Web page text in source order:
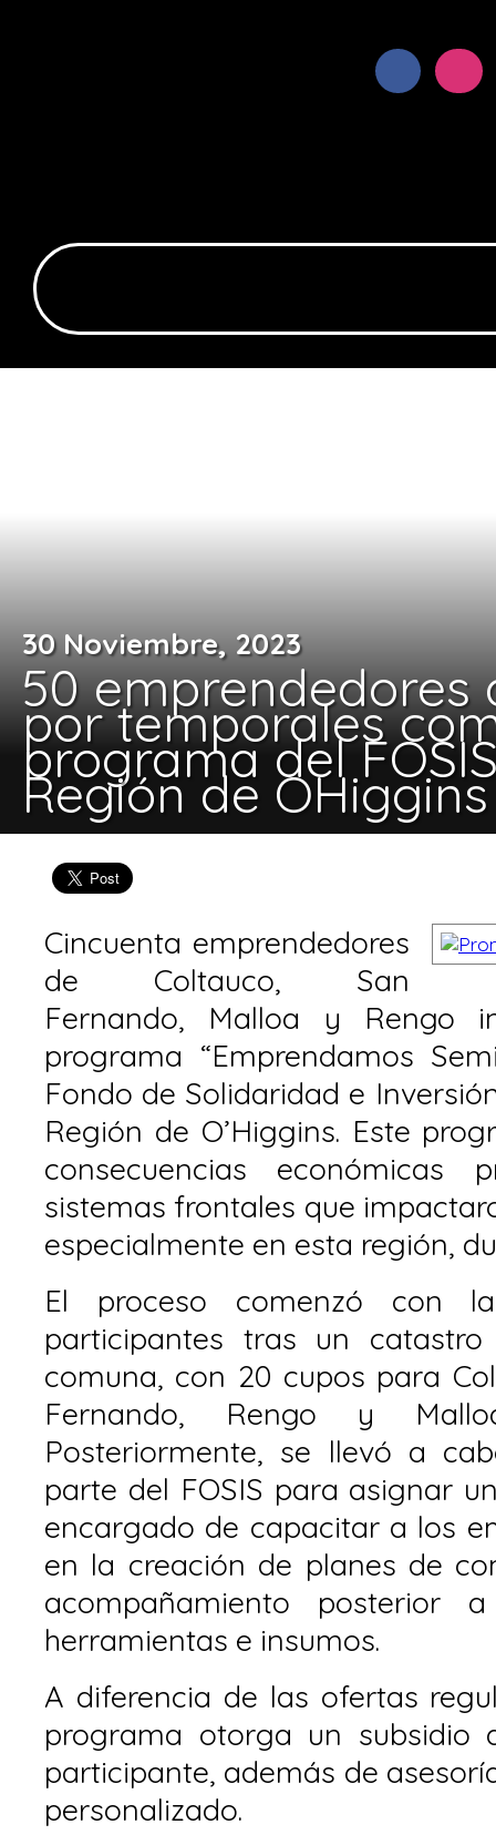
30 Noviembre, 2023
50 emprendedores
por temporales
programa del
Región de OHiggins
Cincuenta emprendedores
de Coltauco, San
Fernando, Malloa y Rengo
programa “Emprendamos
Fondo de Solidaridad e
Región de O’Higgins. Este
consecuencias económicas
sistemas frontales que
especialmente en esta región,
El proceso comenzó con
participantes tras un
comuna, con 20 cupos para
Fernando, Rengo y
Posteriormente, se llevó a
parte del FOSIS para asignar
encargado de capacitar a los
en la creación de planes de
acompañamiento posterior
herramientas e insumos.
A diferencia de las ofertas
programa otorga un subsidio
participante, además de
personalizado.